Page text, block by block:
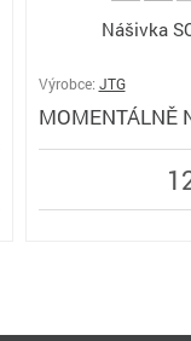
Nášivka
Výrobce: JTG
MOMENTÁLNĚ